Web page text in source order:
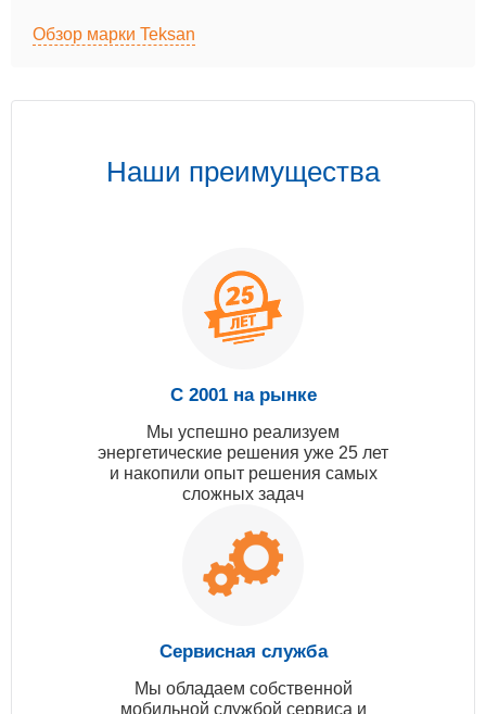
Обзор марки Teksan
Наши преимущества
С 2001 на рынке
Мы успешно реализуем
энергетические решения уже 25 лет
и накопили опыт решения самых
сложных задач
Сервисная служба
Мы обладаем собственной
мобильной службой сервиса и